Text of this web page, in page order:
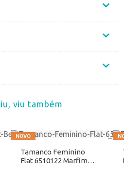
viu também
Tamanco Feminino
Flat 6510122 Marfim